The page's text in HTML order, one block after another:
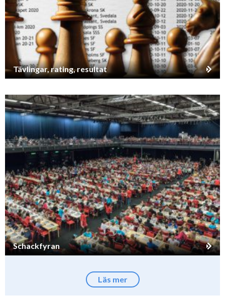
Tävlingar, rating, resultat
Schackfyran
Läs mer